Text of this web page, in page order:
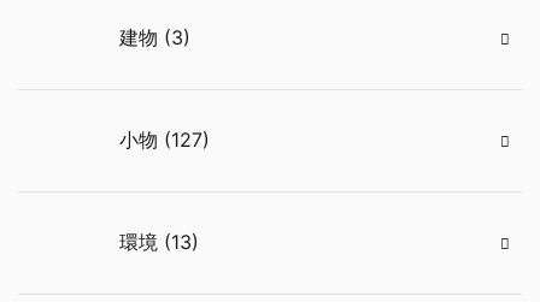
建物 (3)
小物 (127)
環境 (13)